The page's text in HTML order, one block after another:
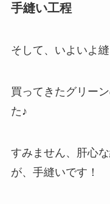
手縫い工程
そして、いよいよ縫
買ってきたグリー
た♪
すみません、肝心
が、手縫いです！